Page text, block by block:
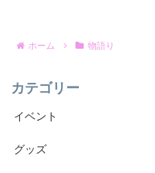
ホーム 物語り
カテゴリー
イベント
グッズ